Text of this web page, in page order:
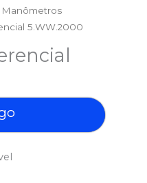
Manômetros
5.WW.2000